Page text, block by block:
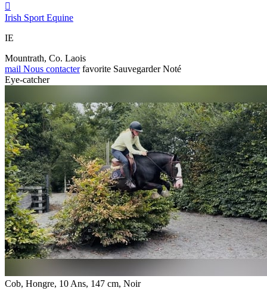

Irish Sport Equine
IE
Mountrath, Co. Laois
mail Nous contacter favorite Sauvegarder Noté
Eye-catcher
Cob, Hongre, 10 Ans, 147 cm, Noir